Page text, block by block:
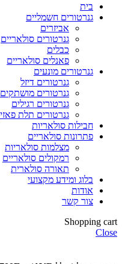
בית
גנרטורים חשמליים
אביזרים
גנרטורים סולאריים
כבלים
פאנלים סולאריים
גנרטורים מונעים
גנרטורים דיזל
גנרטורים מושתקים
גנרטורים רגילים
גנרטורים תלת פאזי
חבילות סולאריות
פתרונות סולאריים
מצלמות סולאריות
רמקולים סולאריים
תאורה סולארית
בלוג ומידע מקצועי
אודות
צור קשר
Shopping cart
Close